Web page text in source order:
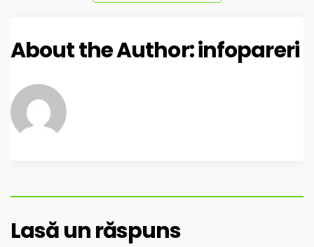
About the Author:infopareri
Lasă un răspuns